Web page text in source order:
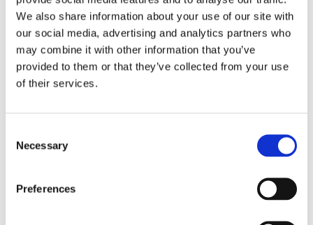
We also share information about your use of our site with
our social media, advertising and analytics partners who
may combine it with other information that you’ve
provided to them or that they’ve collected from your use
of their services.
Selection
Necessary
Preferences
Velg alternativ